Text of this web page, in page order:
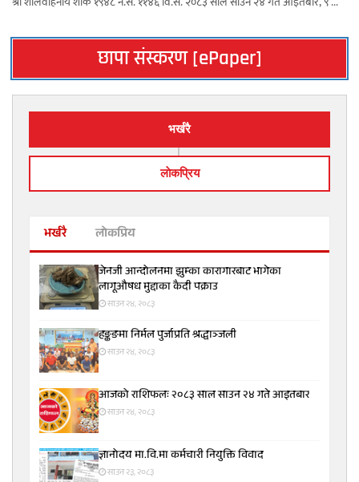
छापा संस्करण [ePaper]
भर्खरै
लाेकप्रिय
भर्खरै लोकप्रिय
जेनजी आन्दोलनमा झुम्का कारागारबाट भागेका
लागूऔषध मुद्दाका कैदी पक्राउ
साउन २४, २०८३
हङ्कङमा निर्मल पुर्जाप्रति श्रद्धाञ्जली
साउन २४, २०८३
आजको राशिफलः २०८३ साल साउन २४ गते आइतबार
साउन २४, २०८३
ज्ञानोदय मा.वि.मा कर्मचारी नियुक्ति विवाद
साउन २३, २०८३